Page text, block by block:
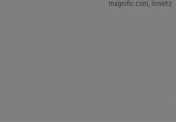
magnific.com, ilovehz